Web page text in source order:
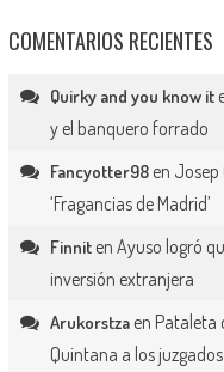
COMENTARIOS RECIENTES
Quirky and you know it
y el banquero forrado
Fancyotter98en Josep
‘Fragancias de Madrid’
Finniten Ayuso logró
inversión extranjera
Arukorstzaen Pataleta
Quintana a los juzgados